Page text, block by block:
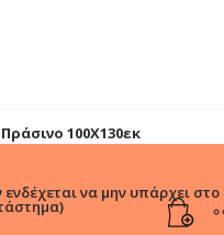
100Χ130εκ
να μην υπάρχει στο